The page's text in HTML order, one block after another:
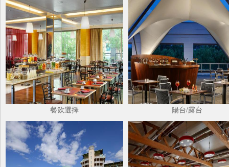
餐飲選擇 陽台/露台